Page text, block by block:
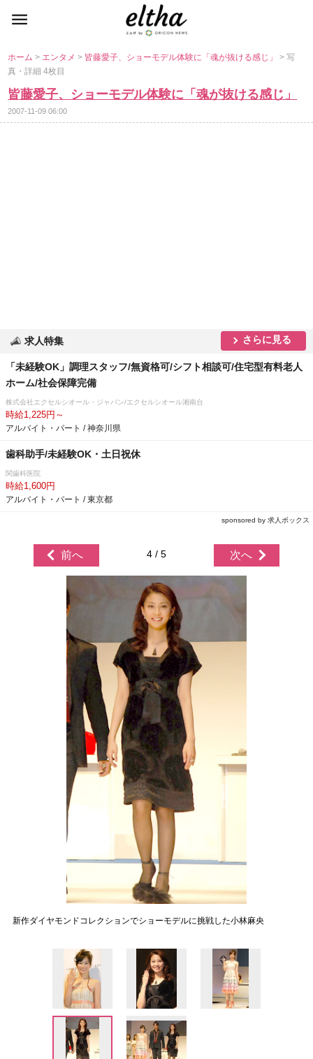
ホーム> エンタメ> 皆藤愛子、ショーモデル体験に「魂が抜ける感じ」> 写
真・詳細 4枚目
皆藤愛子、ショーモデル体験に「魂が抜ける感じ」
2007-11-09 06:00
求人特集 さらに見る
「未経験OK」調理スタッフ/無資格可/シフト相談可/住宅型有料老人
ホーム/社会保障完備
株式会社エクセルシオール・ジャパン/エクセルシオール湘南台
時給1,225円～
アルバイト・パート / 神奈川県
歯科助手/未経験OK・土日祝休
関歯科医院
時給1,600円
アルバイト・パート / 東京都
sponsored by 求人ボックス
前へ 4 / 5 次へ
新作ダイヤモンドコレクションでショーモデルに挑戦した小林麻央